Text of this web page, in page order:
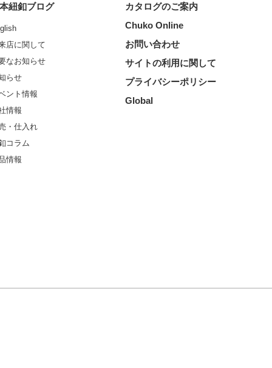
紐釦ブログ
店に関して
なお知らせ
らせ
ント情報
情報
・仕入れ
コラム
情報
カタログのご案内
Chuko Online
お問い合わせ
サイトの利用に関して
プライバシーポリシー
Global